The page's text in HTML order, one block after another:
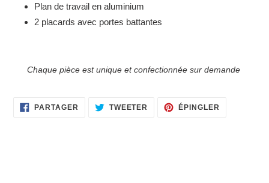
Plan de travail en aluminium
2 placards avec portes battantes
Chaque pièce est unique et confectionnée sur demande
PARTAGER PARTAGER
SUR
TWEETER TWEETER
SUR
ÉPINGLER